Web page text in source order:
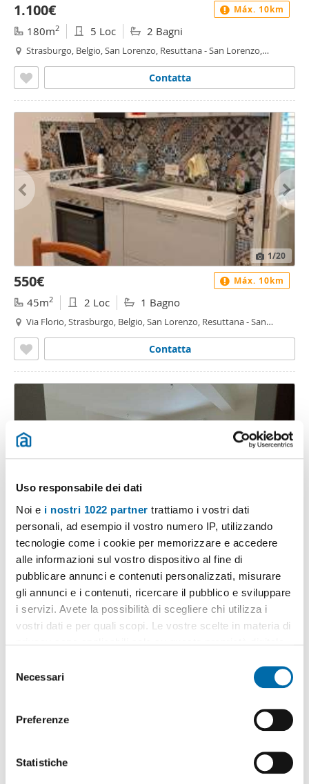
Uso responsabile dei dati
Noi e i nostri 1022 partner trattiamo i vostri dati
personali, ad esempio il vostro numero IP, utilizzando
tecnologie come i cookie per memorizzare e accedere
alle informazioni sul vostro dispositivo al fine di
pubblicare annunci e contenuti personalizzati, misurare
gli annunci e i contenuti, ricercare il pubblico e sviluppare
i servizi. Avete la possibilità di scegliere chi utilizza i
vostri dati e per quali scopi. Le vostre scelte in materia di
modificare o revocare il proprio consenso in qualsiasi
momento dalla Dichiarazione sui cookie o facendo clic
raccogliere informazioni sulla tua posizione
geografica, con un'approssimazione di qualche
Necessari
Preferenze
Statistiche
1.100€
180m2 5 Loc 2 Bagni
Strasburgo, Belgio, San Lorenzo, Resuttana - San Lorenzo,
Contatta
Máx. 10km
1/20
550€
45m2 2 Loc 1 Bagno
Via Florio, Strasburgo, Belgio, San Lorenzo, Resuttana - San
Contatta
Máx. 10km
1
600€
50m 2 Loc 1 Bagno
Via Enrico Serretta, Strasburgo, Belgio, San Lorenzo, Resuttana -
San Lorenzo, Palermo
Contatta